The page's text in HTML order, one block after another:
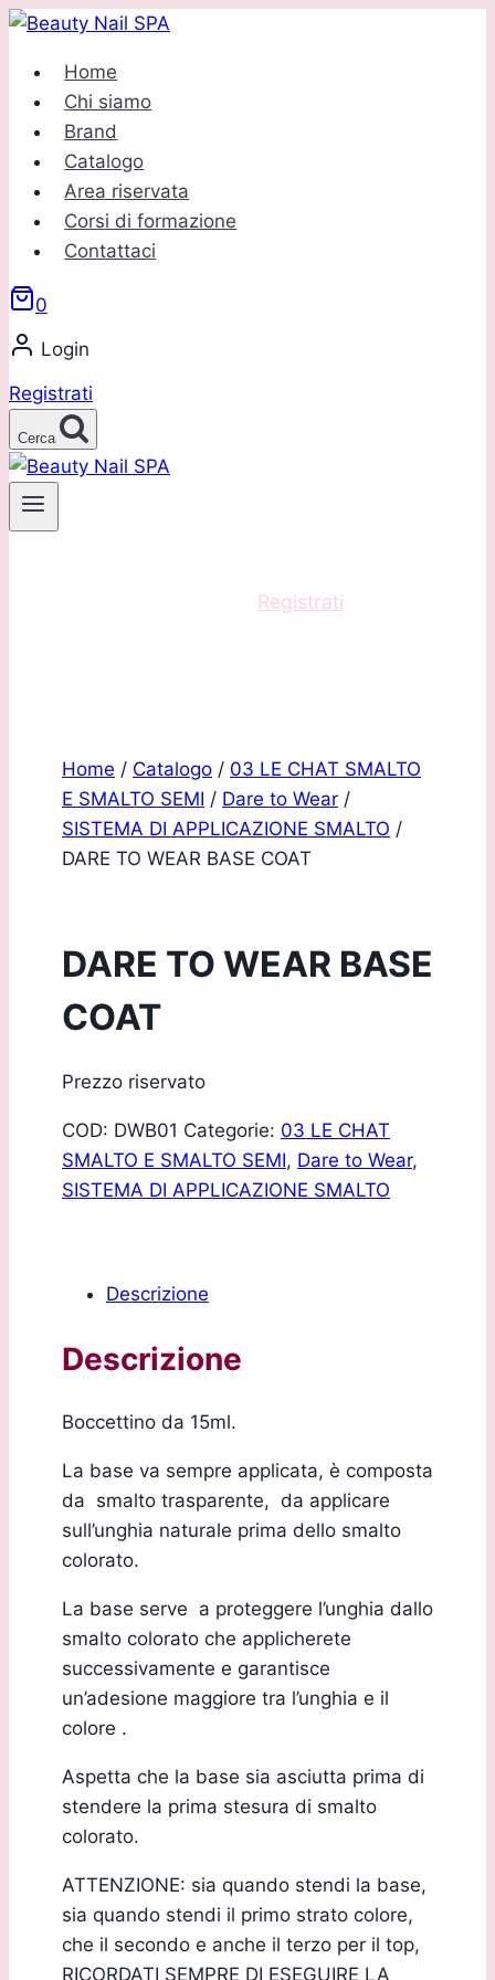
Salta
contenuto
Home
Chi siamo
Brand
Catalogo
Area riservata
Corsi di formazione
Contattaci
0
Login
Registrati
Cerca
Registrati
Home / Catalogo / 03 LE CHAT SMALTO
E SMALTO SEMI / Dare to Wear /
SISTEMA DI APPLICAZIONE SMALTO /
DARE TO WEAR BASE COAT
DARE TO WEAR BASE
COAT
Prezzo riservato
COD: DWB01 Categorie: 03 LE CHAT
SMALTO E SMALTO SEMI, Dare to Wear,
SISTEMA DI APPLICAZIONE SMALTO
Descrizione
Descrizione
Boccettino da 15ml.
La base va sempre applicata, è composta
da smalto trasparente, da applicare
sull’unghia naturale prima dello smalto
colorato.
La base serve a proteggere l’unghia dallo
smalto colorato che applicherete
successivamente e garantisce
un’adesione maggiore tra l’unghia e il
colore .
Aspetta che la base sia asciutta prima di
stendere la prima stesura di smalto
colorato.
ATTENZIONE: sia quando stendi la base,
sia quando stendi il primo strato colore,
che il secondo e anche il terzo per il top,
RICORDATI SEMPRE DI ESEGUIRE LA